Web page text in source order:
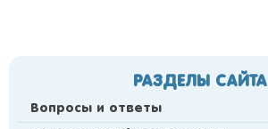
РАЗДЕЛЫ САЙТА
Вопросы и ответы